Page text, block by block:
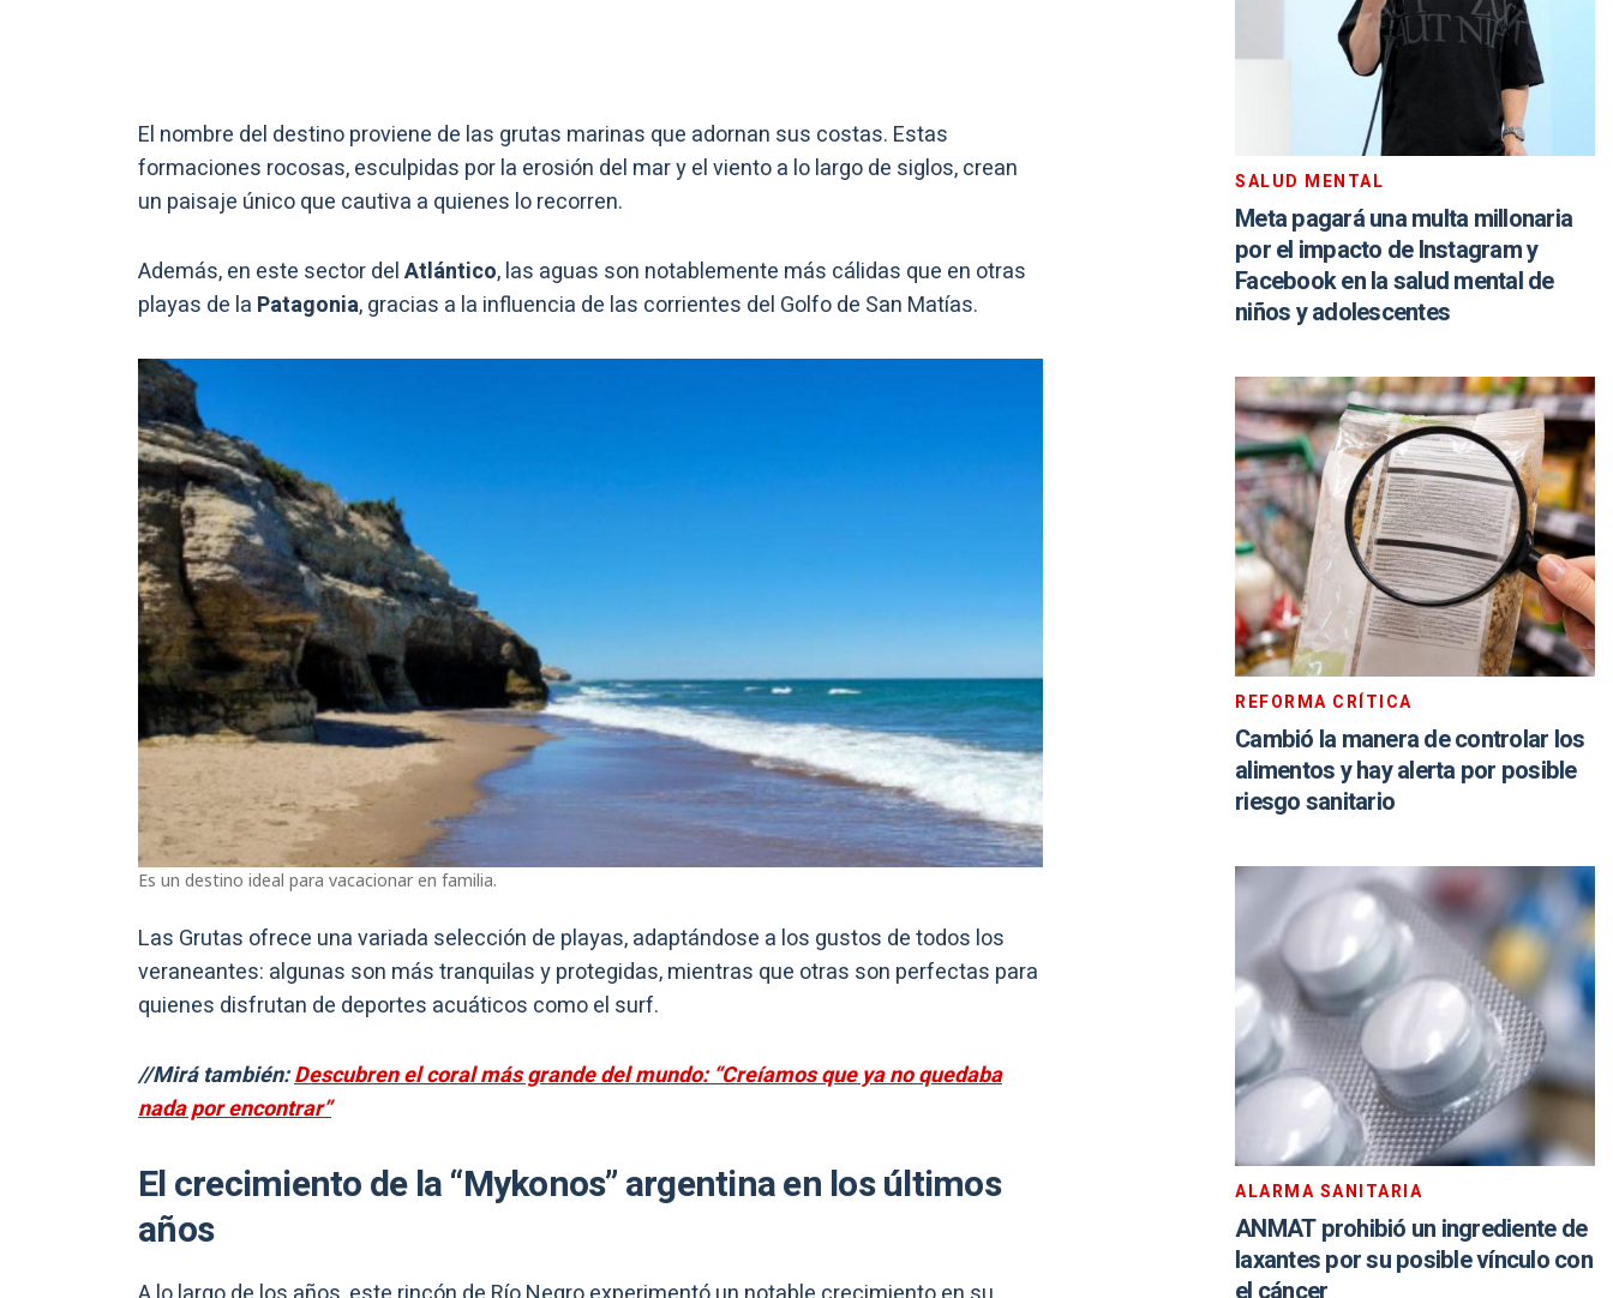
El nombre del destino proviene de las grutas marinas que adornan sus costas. Estas
formaciones rocosas, esculpidas por la erosión del mar y el viento a lo largo de siglos, crean
un paisaje único que cautiva a quienes lo recorren.
Además, en este sector delAtlántico, las aguas son notablemente más cálidas que en otras
playas de la Patagonia, gracias a la influencia de las corrientes del Golfo de San Matías.
Es un destino ideal para vacacionar en familia.
Las Grutas ofrece una variada selección de playas, adaptándose a los gustos de todos los
veraneantes: algunas son más tranquilas y protegidas, mientras que otras son perfectas para
quienes disfrutan de deportes acuáticos como el surf.
//Mirá también:Descubren el coral más grande del mundo: “Creíamos que ya no quedaba
nada por encontrar”
El crecimiento de la “Mykonos” argentina en los últimos
años
SALUD MENTAL
Meta pagará una multa millonaria
por el impacto de Instagram y
Facebook en la salud mental de
niños y adolescentes
REFORMA CRÍTICA
Cambió la manera de controlar los
alimentos y hay alerta por posible
riesgo sanitario
ALARMA SANITARIA
ANMAT prohibió un ingrediente de
laxantes por su posible vínculo con